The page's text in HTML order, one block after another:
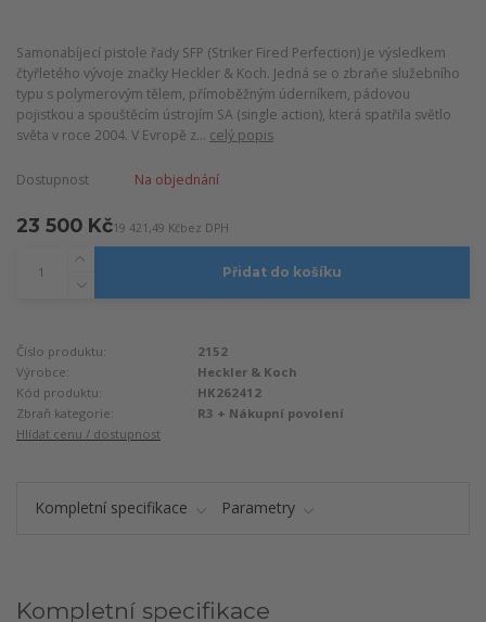
Samonabíjecí pistole řady SFP (Striker Fired Perfection) je výsledkem
čtyřletého vývoje značky Heckler & Koch. Jedná se o zbraňe služebního
typu s polymerovým tělem, přímoběžným úderníkem, pádovou
pojistkou a spouštěcím ústrojím SA (single action), která spatřila světlo
světa v roce 2004. V Evropě z... celý popis
Dostupnost Na objednání
23 500 Kč19 421,49 Kčbez DPH
Přidat do košíku
Číslo produktu:
2152
Výrobce:
Heckler & Koch
Kód produktu:
HK262412
Zbraň kategorie:
R3 + Nákupní povolení
Hlídat cenu / dostupnost
Kompletní specifikace Parametry
Kompletní specifikace